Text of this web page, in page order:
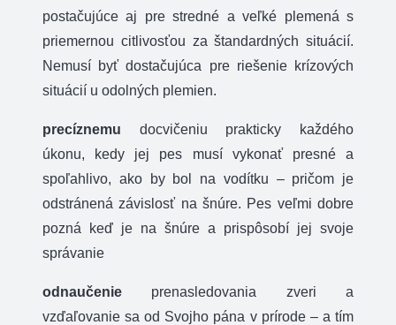
postačujúce aj pre stredné a veľké plemená s
priemernou citlivosťou za štandardných situácií.
Nemusí byť dostačujúca pre riešenie krízových
situácií u odolných plemien.
precíznemu docvičeniu prakticky každého
úkonu, kedy jej pes musí vykonať presné a
spoľahlivo, ako by bol na vodítku – pričom je
odstránená závislosť na šnúre. Pes veľmi dobre
pozná keď je na šnúre a prispôsobí jej svoje
správanie
odnaučenie prenasledovania zveri a
vzďaľovanie sa od Svojho pána v prírode – a tím